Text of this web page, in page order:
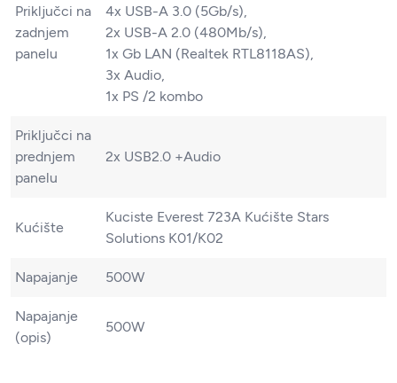
Priključci na
zadnjem
panelu
4x USB-A 3.0 (5Gb/​s),
2x USB-A 2.0 (480Mb/​s),
1x Gb LAN (Realtek RTL8118AS),
3x Audio,
1x PS /​2 kombo
Priključci na
prednjem
panelu
2x USB2.0 +Audio
Kućište
Kuciste Everest 723A Kućište Stars
Solutions K01/K02
Napajanje 500W
Napajanje
(opis)
500W